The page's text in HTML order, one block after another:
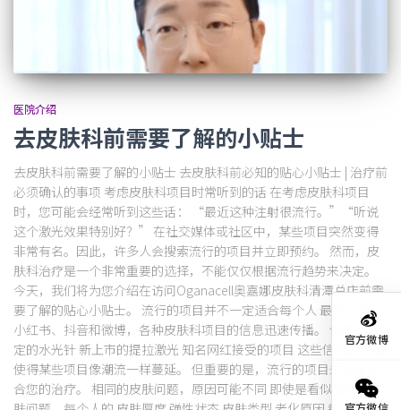
医院介绍
去皮肤科前需要了解的小贴士
去皮肤科前需要了解的小贴士 去皮肤科前必知的贴心小贴士 | 治疗前
必须确认的事项 考虑皮肤科项目时常听到的话 在考虑皮肤科项目
时，您可能会经常听到这些话： “最近这种注射很流行。”“听说
这个激光效果特别好？” 在社交媒体或社区中，某些项目突然变得
非常有名。因此，许多人会搜索流行的项目并立即预约。 然而，皮
肤科治疗是一个非常重要的选择，不能仅仅根据流行趋势来决定。
今天，我们将为您介绍在访问Oganacell奥嘉娜皮肤科清潭总店前需
要了解的贴心小贴士。 流行的项目并不一定适合每个人 最近，通过
小红书、抖音和微博，各种皮肤科项目的信息迅速传播。 例如： 特
定的水光针 新上市的提拉激光 知名网红接受的项目 这些信息的传播
使得某些项目像潮流一样蔓延。 但重要的是，流行的项目未必是适
合您的治疗。 相同的皮肤问题，原因可能不同 即使是看似相同的皮
官方微博
官方微信